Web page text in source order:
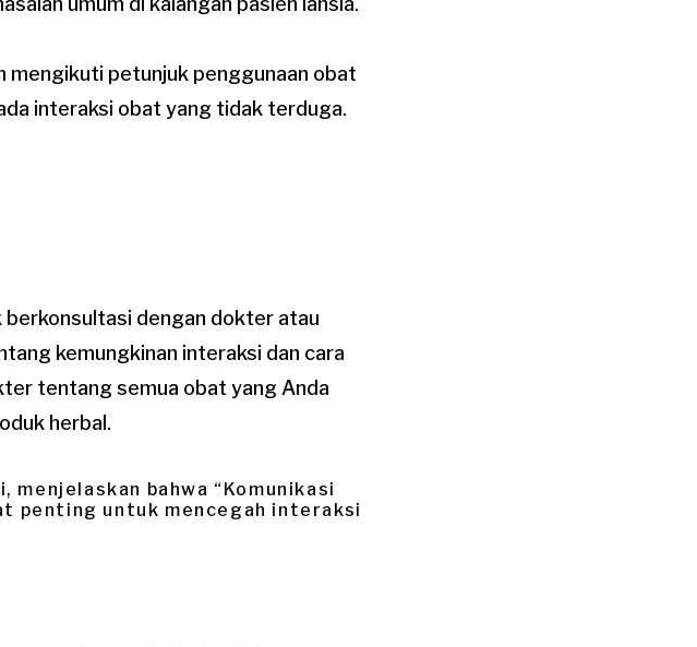
mengikuti petunjuk penggunaan obat
interaksi obat yang tidak terduga.
dengan dokter atau
kemungkinan interaksi dan cara
tentang semua obat yang Anda
herbal.
menjelaskan bahwa “Komunikasi
penting untuk mencegah interaksi